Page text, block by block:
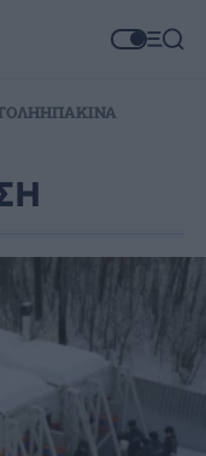
ΗΠΑΚΙΝΑ